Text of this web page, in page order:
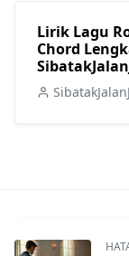
Lirik Lagu
Chord